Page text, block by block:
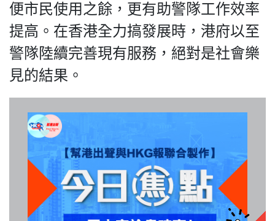
聯絡我們
便市民使用之餘，更有助警隊工作效率
提高。在香港全力搞發展時，港府以至
警隊陸續完善現有服務，絕對是社會樂
見的結果。